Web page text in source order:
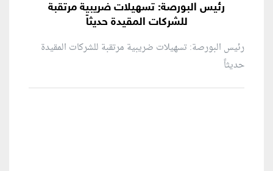
رئيس البورصة: تسهيلات ضريبية مرتقبة
للشركات المقيدة حديثاً
رئيس البورصة: تسهيلات ضريبية مرتقبة للشركات المقيدة
حديثاً